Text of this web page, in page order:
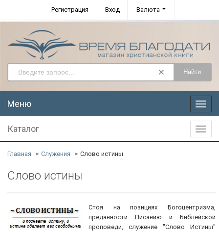
Регистрация Вход Валюта
Найти
Меню
Меню
Каталог
Главная Служения Слово истины
Слово истины
Стоя на позициях Богоцентризма,
преданности Писанию и Библейской
проповеди, служение "Слово Истины"